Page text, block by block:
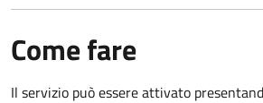
Come fare
Il servizio può essere attivato